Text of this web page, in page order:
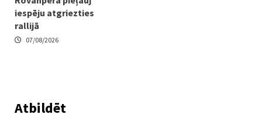
iespēju atgriezties
rallijā
07/08/2026
Atbildēt